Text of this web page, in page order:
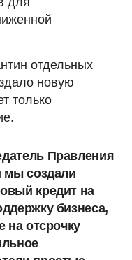
отдельных
новую
только
Правления
мы создали
кредит на
бизнеса,
на отсрочку